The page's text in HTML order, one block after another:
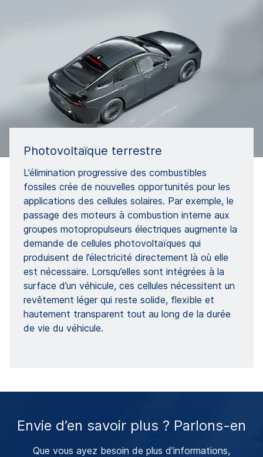
Photovoltaïque terrestre
L’élimination progressive des combustibles
fossiles crée de nouvelles opportunités pour les
applications des cellules solaires. Par exemple, le
passage des moteurs à combustion interne aux
groupes motopropulseurs électriques augmente la
demande de cellules photovoltaïques qui
produisent de l’électricité directement là où elle
est nécessaire. Lorsqu’elles sont intégrées à la
surface d’un véhicule, ces cellules nécessitent un
revêtement léger qui reste solide, flexible et
hautement transparent tout au long de la durée
de vie du véhicule.
Envie d’en savoir plus ? Parlons-en
Que vous ayez besoin de plus d’informations,